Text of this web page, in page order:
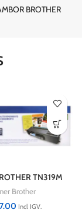
BROTHER
TN319M
6000 PAGINAS
Brother
Incl IGV.